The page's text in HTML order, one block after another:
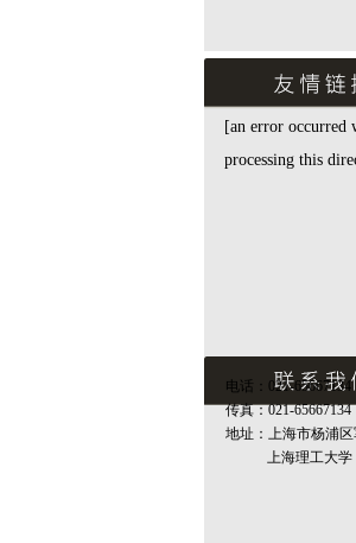
[an error occurred
processing this
电话：021-65667134
传真：021-65667134
地址：上海市杨浦
上海理工大学